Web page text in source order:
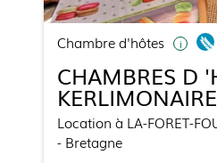
Chambre d'hôtes
CHAMBRES D
KERLIMONAIRE
Location à LA-FORET-
- Bretagne